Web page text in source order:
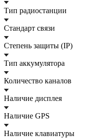
Тип радиостанции
Стандарт связи
Степень защиты (IP)
Тип аккумулятора
Количество каналов
Наличие дисплея
Наличие GPS
Наличие клавиатуры